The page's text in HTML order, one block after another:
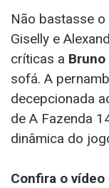
Não bastasse
Giselly e
críticas a
sofá. A
decepcionada
de A Fazenda
dinâmica do
Confira o